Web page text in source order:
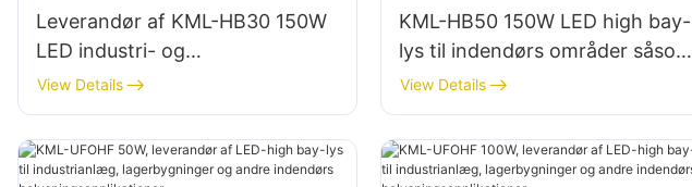
Leverandør af KML-HB30 150W
LED industri- og
minedriftsbelysning til indendørs
områder såsom fitnesscentre og
lagerbygninger.
View Details
KML-HB50 150W LED high bay-
lys til indendørs områder såsom
reparationsværksteder og
lagerbygninger.
View Details